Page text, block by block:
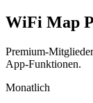
WiFi Map
Premium-
App-Funktionen.
Monatlich